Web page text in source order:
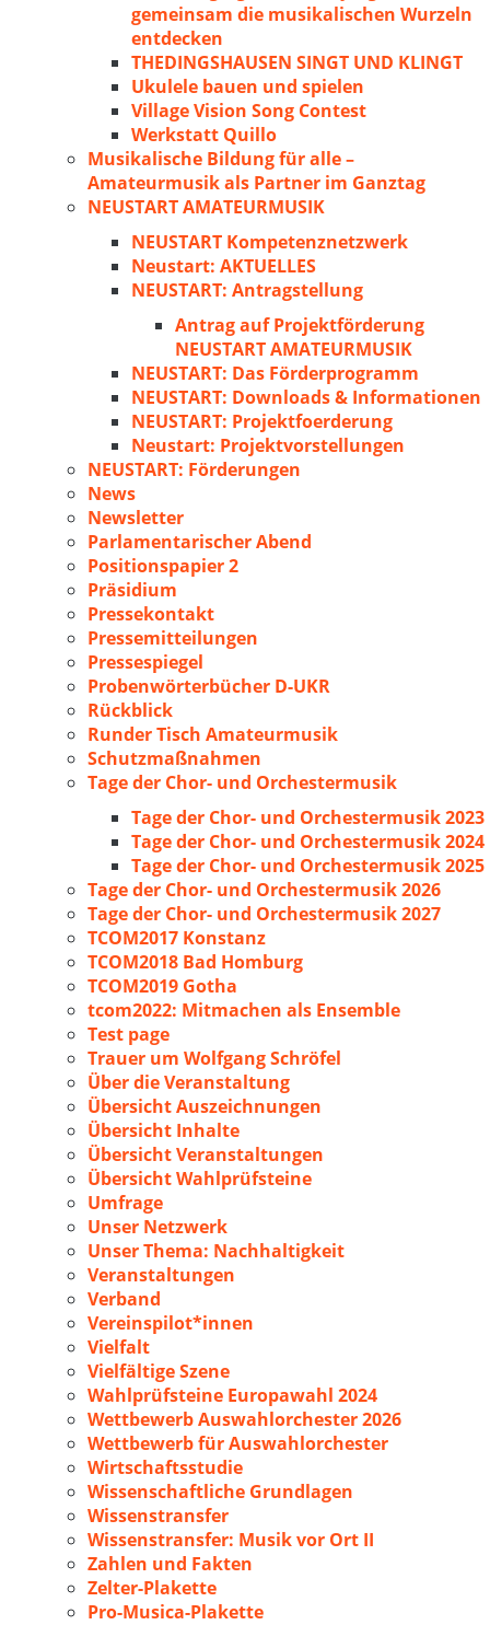
gemeinsam die musikalischen Wurzeln
entdecken
THEDINGSHAUSEN SINGT UND KLINGT
Ukulele bauen und spielen
Village Vision Song Contest
Werkstatt Quillo
Musikalische Bildung für alle –
Amateurmusik als Partner im Ganztag
NEUSTART AMATEURMUSIK
NEUSTART Kompetenznetzwerk
Neustart: AKTUELLES
NEUSTART: Antragstellung
Antrag auf Projektförderung
NEUSTART AMATEURMUSIK
NEUSTART: Das Förderprogramm
NEUSTART: Downloads & Informationen
NEUSTART: Projektfoerderung
Neustart: Projektvorstellungen
NEUSTART: Förderungen
News
Newsletter
Parlamentarischer Abend
Positionspapier 2
Präsidium
Pressekontakt
Pressemitteilungen
Pressespiegel
Probenwörterbücher D-UKR
Rückblick
Runder Tisch Amateurmusik
Schutzmaßnahmen
Tage der Chor- und Orchestermusik
Tage der Chor- und Orchestermusik 2023
Tage der Chor- und Orchestermusik 2024
Tage der Chor- und Orchestermusik 2025
Tage der Chor- und Orchestermusik 2026
Tage der Chor- und Orchestermusik 2027
TCOM2017 Konstanz
TCOM2018 Bad Homburg
TCOM2019 Gotha
tcom2022: Mitmachen als Ensemble
Test page
Trauer um Wolfgang Schröfel
Über die Veranstaltung
Übersicht Auszeichnungen
Übersicht Inhalte
Übersicht Veranstaltungen
Übersicht Wahlprüfsteine
Umfrage
Unser Netzwerk
Unser Thema: Nachhaltigkeit
Veranstaltungen
Verband
Vereinspilot*innen
Vielfalt
Vielfältige Szene
Wahlprüfsteine Europawahl 2024
Wettbewerb Auswahlorchester 2026
Wettbewerb für Auswahlorchester
Wirtschaftsstudie
Wissenschaftliche Grundlagen
Wissenstransfer
Wissenstransfer: Musik vor Ort II
Zahlen und Fakten
Zelter-Plakette
Pro-Musica-Plakette